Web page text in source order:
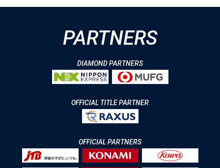
PARTNERS
DIAMOND PARTNERS
OFFICIAL TITLE PARTNER
OFFICIAL PARTNERS